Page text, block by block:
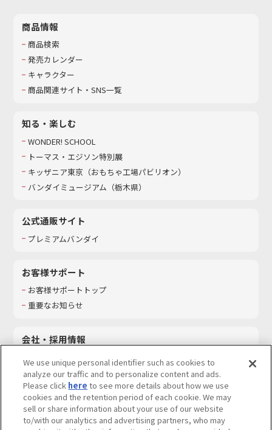
商品情報
商品検索
発売カレンダー
キャラクター
商品関連サイト・SNS一覧
知る・楽しむ
WONDER! SCHOOL
トーマス・エジソン特別展
キッザニア東京（おもちゃ工場パビリオン）​
バンダイミュージアム（栃木県）
公式通販サイト
プレミアムバンダイ
お客様サポート
お客様サポートトップ
重要なお知らせ
会社・採用情報
採用情報
サステナビリティ
お問い合わせ
We use unique personal identifier such as cookies to
analyze our traffic and to personalize content and ads.
Please click here to see more details about how we use
cookies and the retention period of each cookie. We may
sell or share information about your use of our website
to/with our analytics and advertising partners, who may